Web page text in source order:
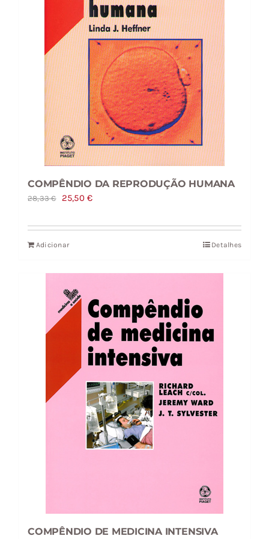
COMPÊNDIO DA REPRODUÇÃO HUMANA
28,33€
O
original
era:
25,50€O
atual
Adicionar Detalhes
COMPÊNDIO DE MEDICINA INTENSIVA